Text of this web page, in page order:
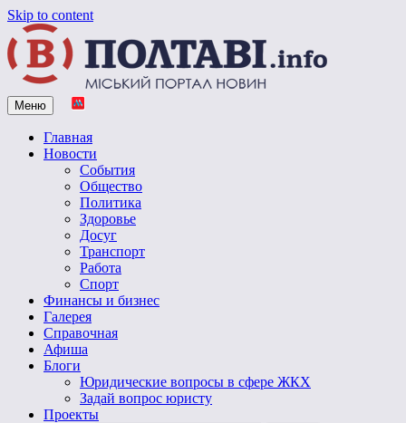
Skip to content
Vpoltave.info
Полтавский портал новостей
Меню
Главная
Новости
События
Общество
Политика
Здоровье
Досуг
Транспорт
Работа
Спорт
Финансы и бизнес
Галерея
Справочная
Афиша
Блоги
Юридические вопросы в сфере ЖКХ
Задай вопрос юристу
Проекты